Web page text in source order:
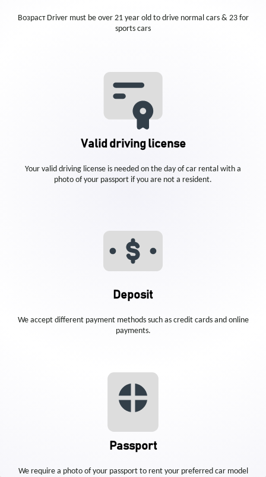
Возраст Driver must be over 21 year old to drive normal cars & 23 for
sports cars
Valid driving license
Your valid driving license is needed on the day of car rental with a
photo of your passport if you are not a resident.
Deposit
We accept different payment methods such as credit cards and online
payments.
Passport
We require a photo of your passport to rent your preferred car model